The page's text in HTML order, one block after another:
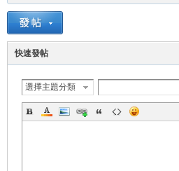
快速發帖
選擇主題分類